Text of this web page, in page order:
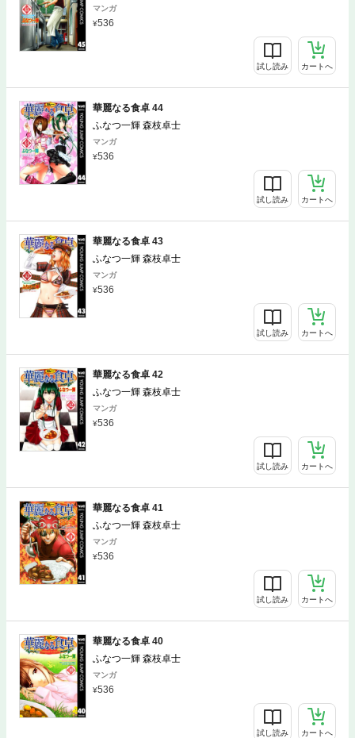
マンガ
536
試し読み カートへ
華麗なる食卓 44
ふなつ一輝 森枝卓士
マンガ
536
試し読み カートへ
華麗なる食卓 43
ふなつ一輝 森枝卓士
マンガ
536
試し読み カートへ
華麗なる食卓 42
ふなつ一輝 森枝卓士
マンガ
536
試し読み カートへ
華麗なる食卓 41
ふなつ一輝 森枝卓士
マンガ
536
試し読み カートへ
華麗なる食卓 40
ふなつ一輝 森枝卓士
マンガ
536
試し読み カートへ